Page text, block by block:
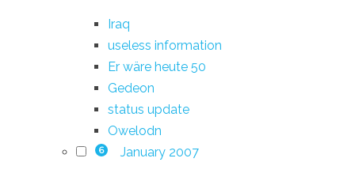
Iraq
useless information
Er wäre heute 50
Gedeon
status update
Owelodn
6 January 2007